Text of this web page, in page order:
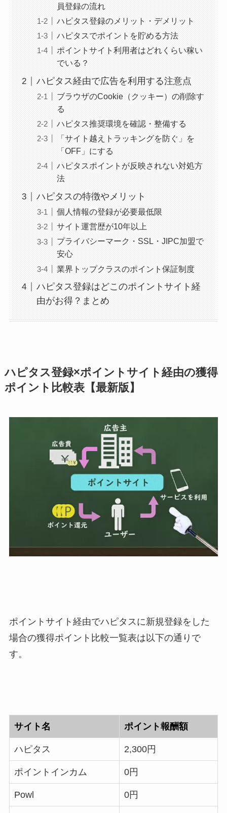
員登録の流れ
ハピタス登録のメリット・デメリット
ハピタスでポイントを貯める方法
ポイントサイト利用者はどれくらい稼い
でいる？
ハピタス経由で広告を利用する注意点
ブラウザのCookie（クッキー）の削除す
る
ハピタス推奨環境を確認・整備する
「サイト越えトラッキングを防ぐ」を
「OFF」にする
ハピタスポイントが反映されない対処方
法
ハピタスの特徴やメリット
個人情報の登録が必要最低限
サイト運営歴が10年以上
プライバシーマーク・SSL・JIPC加盟で
安心
業界トップクラスのポイント保証制度
ハピタス登録はどこのポイントサイト経
由がお得？まとめ
ハピタス登録×ポイントサイト経由の獲得
ポイント比較表【最新版】
ポイントサイト経由でハピタスに新規登録をした
場合の獲得ポイント比較一覧表は以下の通りで
す。
サイト名 ポイント報酬額
ハピタス 2,300円
ポイントインカム 0円
Powl 0円